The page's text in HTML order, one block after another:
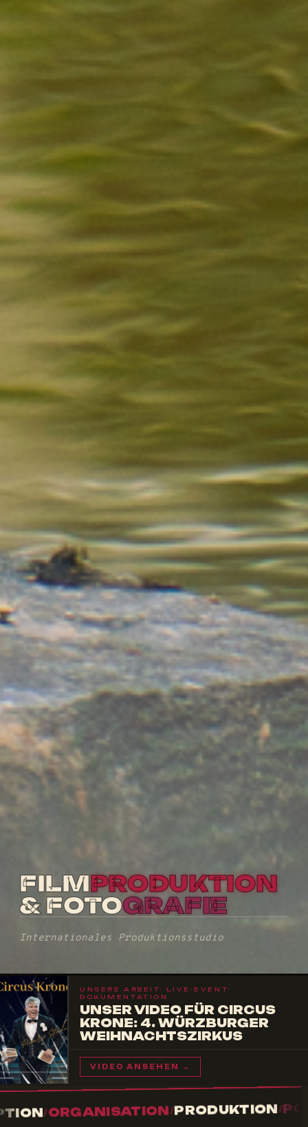
FILMPRODUKTION
& FOTOGRAFIE
Internationales Produktionsstudio
UNSERE ARBEIT: LIVE-EVENT-
DOKUMENTATION
UNSER VIDEO FÜR CIRCUS
KRONE: 4. WÜRZBURGER
WEIHNACHTSZIRKUS
VIDEO ANSEHEN →
/PRODUKTION/